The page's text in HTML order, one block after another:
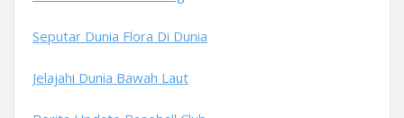
Seputar Dunia Flora Di Dunia
Jelajahi Dunia Bawah Laut